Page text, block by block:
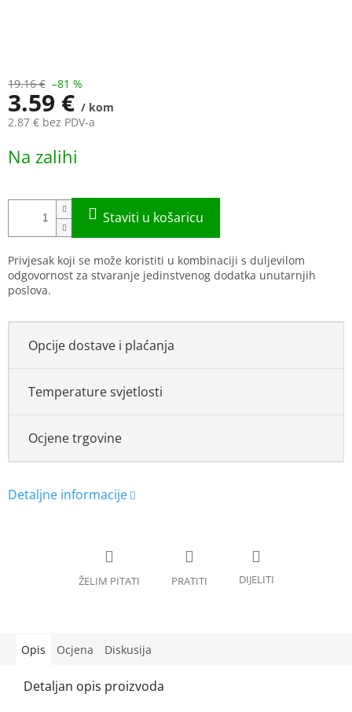
19.16 € –81 %
3.59 € / kom
2.87 € bez PDV-a
price:
Na zalihi
Privjesak koji se može koristiti u kombinaciji s duljevilom
odgovornost za stvaranje jedinstvenog dodatka unutarnjih
poslova.
Opcije dostave i plaćanja
Temperature svjetlosti
Ocjene trgovine
Opis Ocjena Diskusija